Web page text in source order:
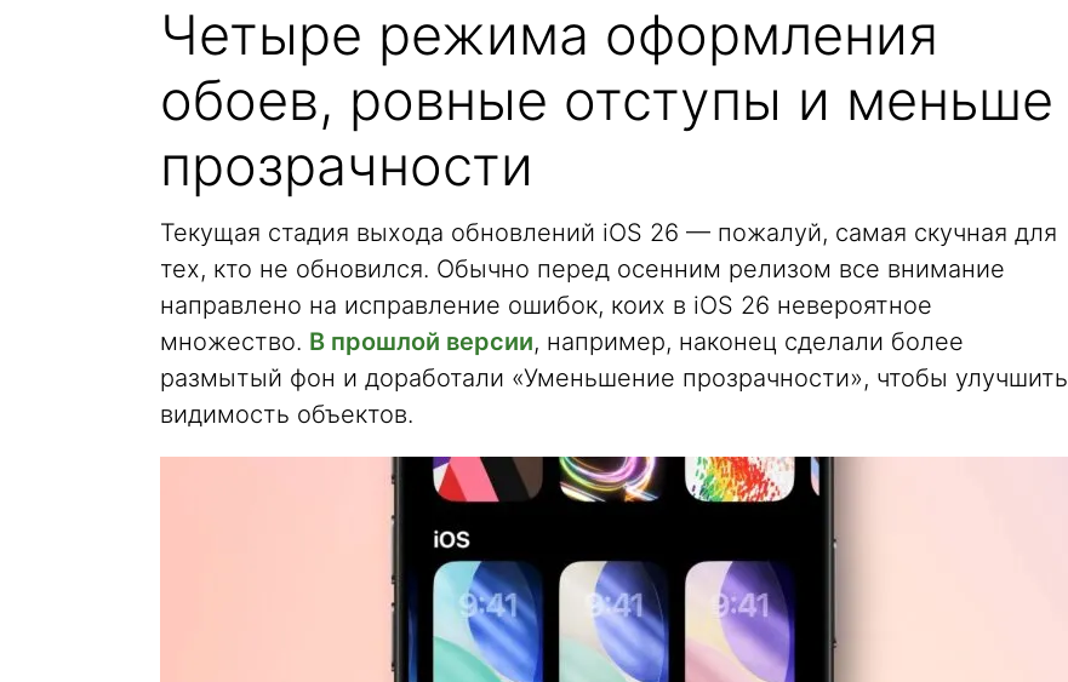
Четыре режима оформления
обоев, ровные отступы и меньше
прозрачности
Текущая стадия выхода обновлений iOS 26 — пожалуй, самая скучная для
тех, кто не обновился. Обычно перед осенним релизом все внимание
направлено на исправление ошибок, коих в iOS 26 невероятное
множество. В прошлой версии, например, наконец сделали более
размытый фон и доработали «Уменьшение прозрачности», чтобы улучшить
видимость объектов.